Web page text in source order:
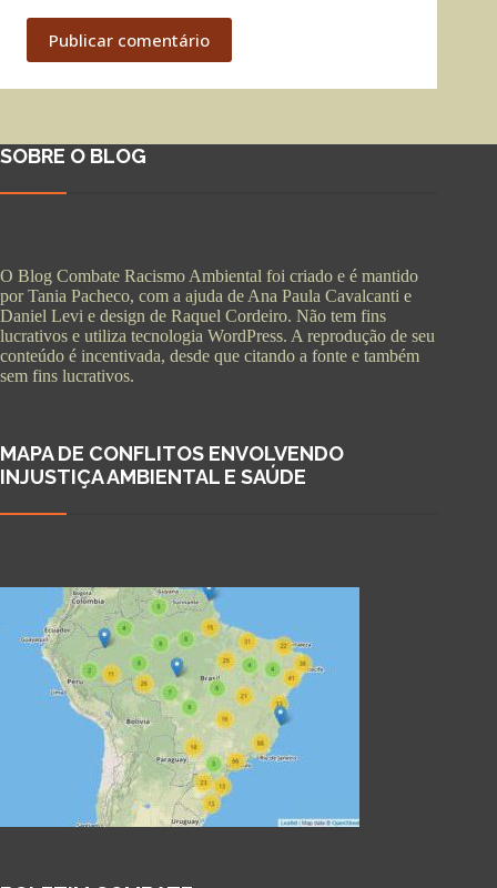
Publicar comentário
SOBRE O BLOG
O Blog Combate Racismo Ambiental foi criado e é mantido
por Tania Pacheco, com a ajuda de Ana Paula Cavalcanti e
Daniel Levi e design de Raquel Cordeiro. Não tem fins
lucrativos e utiliza tecnologia WordPress. A reprodução de seu
conteúdo é incentivada, desde que citando a fonte e também
sem fins lucrativos.
MAPA DE CONFLITOS ENVOLVENDO
INJUSTIÇA AMBIENTAL E SAÚDE